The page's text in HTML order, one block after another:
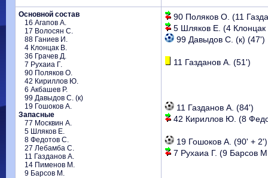
Основной состав
16 Агапов А.
17 Волосян С.
88 Ганиев И.
4 Клонцак В.
36 Грачев Д.
7 Рухаиа Г.
90 Поляков О.
42 Кириллов Ю.
6 Акбашев Р.
99 Давыдов С. (к)
19 Гошоков А.
Запасные
77 Москвин А.
5 Шляков Е.
8 Федотов С.
27 Лебамба С.
11 Газданов А.
14 Пименов М.
9 Барсов М.
90 Поляков О. (11
5 Шляков Е. (4
99 Давыдов С. (к) (47')
11 Газданов А. (51')
11 Газданов А. (84')
42 Кириллов Ю. (8
19 Гошоков А. (90' + 2')
7 Рухаиа Г. (9 Барсов